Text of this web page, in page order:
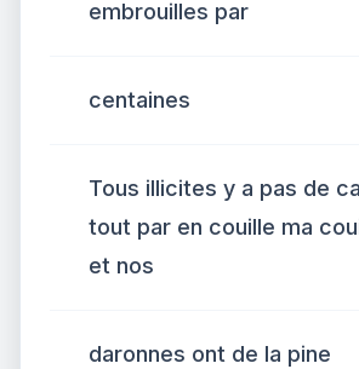
embrouilles par
centaines
Tous illicites y a pas de
tout par en couille ma
et nos
daronnes ont de la pine